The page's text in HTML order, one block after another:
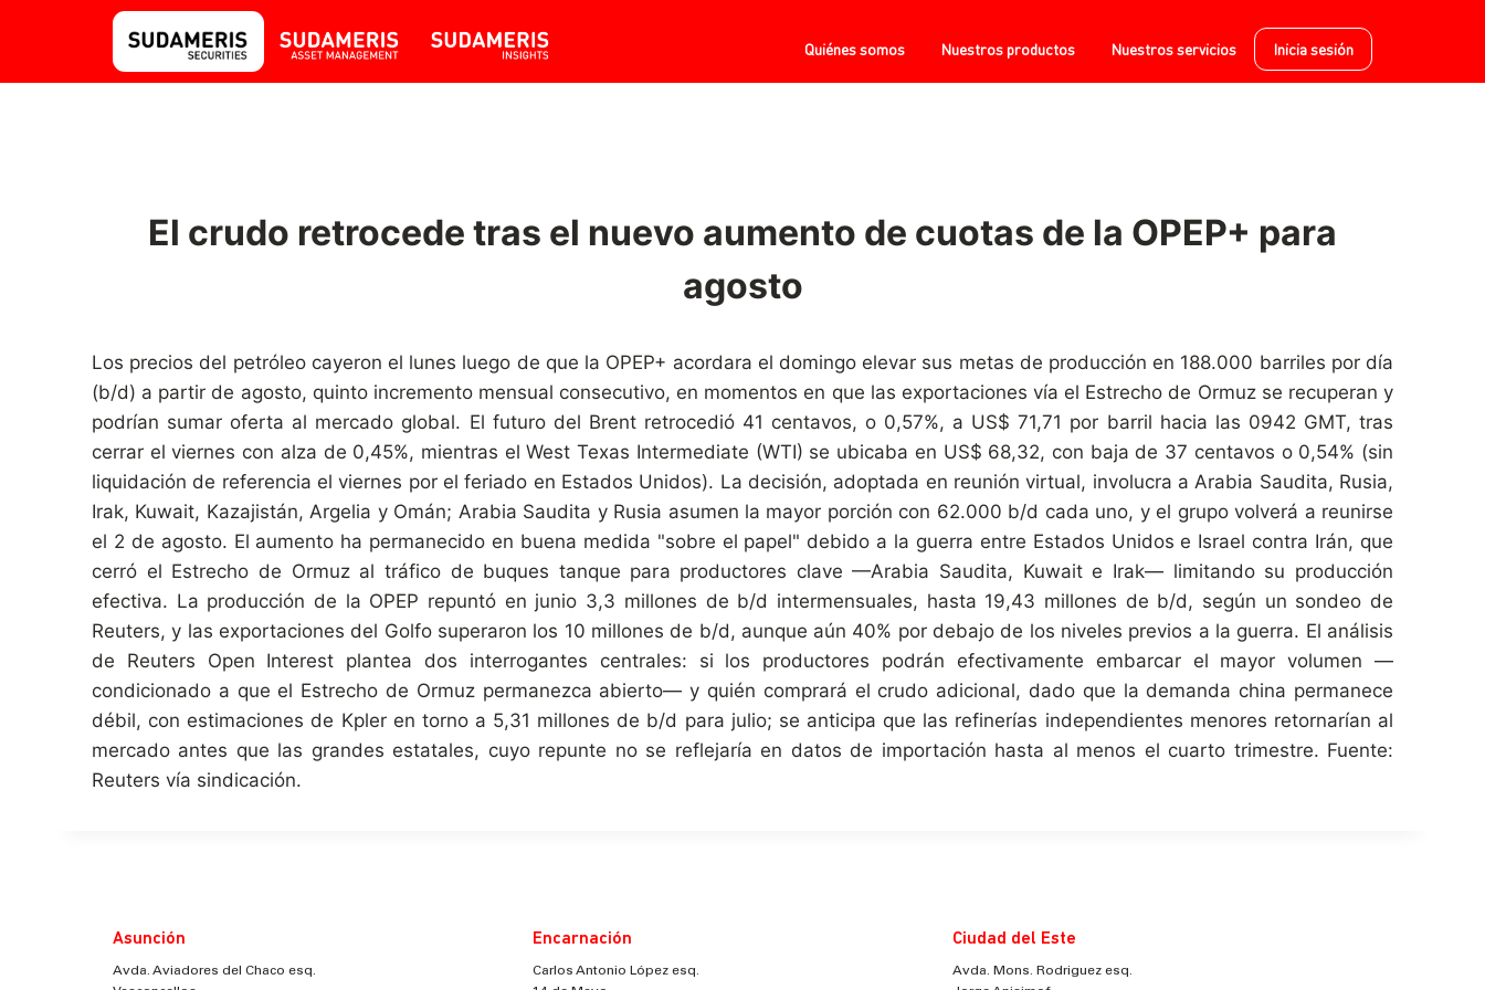
Quiénes somos Nuestros productos Nuestros servicios Inicia sesión
El crudo retrocede tras el nuevo aumento de cuotas de la OPEP+ para
agosto
Los precios del petróleo cayeron el lunes luego de que la OPEP+ acordara el domingo elevar sus metas de producción en 188.000 barriles por día
(b/d) a partir de agosto, quinto incremento mensual consecutivo, en momentos en que las exportaciones vía el Estrecho de Ormuz se recuperan y
podrían sumar oferta al mercado global. El futuro del Brent retrocedió 41 centavos, o 0,57%, a US$ 71,71 por barril hacia las 0942 GMT, tras
cerrar el viernes con alza de 0,45%, mientras el West Texas Intermediate (WTI) se ubicaba en US$ 68,32, con baja de 37 centavos o 0,54% (sin
liquidación de referencia el viernes por el feriado en Estados Unidos). La decisión, adoptada en reunión virtual, involucra a Arabia Saudita, Rusia,
Irak, Kuwait, Kazajistán, Argelia y Omán; Arabia Saudita y Rusia asumen la mayor porción con 62.000 b/d cada uno, y el grupo volverá a reunirse
el 2 de agosto. El aumento ha permanecido en buena medida "sobre el papel" debido a la guerra entre Estados Unidos e Israel contra Irán, que
cerró el Estrecho de Ormuz al tráfico de buques tanque para productores clave —Arabia Saudita, Kuwait e Irak— limitando su producción
efectiva. La producción de la OPEP repuntó en junio 3,3 millones de b/d intermensuales, hasta 19,43 millones de b/d, según un sondeo de
Reuters, y las exportaciones del Golfo superaron los 10 millones de b/d, aunque aún 40% por debajo de los niveles previos a la guerra. El análisis
de Reuters Open Interest plantea dos interrogantes centrales: si los productores podrán efectivamente embarcar el mayor volumen —
condicionado a que el Estrecho de Ormuz permanezca abierto— y quién comprará el crudo adicional, dado que la demanda china permanece
débil, con estimaciones de Kpler en torno a 5,31 millones de b/d para julio; se anticipa que las refinerías independientes menores retornarían al
mercado antes que las grandes estatales, cuyo repunte no se reflejaría en datos de importación hasta al menos el cuarto trimestre. Fuente:
Reuters vía sindicación.
Asunción
Avda. Aviadores del Chaco esq.
Encarnación
Carlos Antonio López esq.
Ciudad del Este
Avda. Mons. Rodriguez esq.